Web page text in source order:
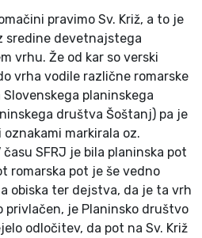
pravimo Sv. Križ, a to je
sredine devetnajstega
vrhu. Že od kar so verski
vrha vodile različne romarske
planinskega
društva Šoštanj) pa je
markirala oz.
SFRJ je bila planinska pot
romarska pot je še vedno
obiska ter dejstva, da je ta vrh
je Planinsko društvo
odločitev, da pot na Sv. Križ